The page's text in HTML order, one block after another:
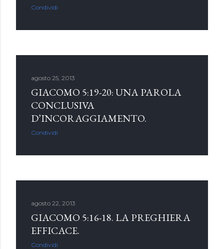
Condividi
agosto 25, 2013
GIACOMO 5:19-20: UNA PAROLA
CONCLUSIVA
D’INCORAGGIAMENTO.
Condividi
agosto 22, 2013
GIACOMO 5:16-18. LA PREGHIERA
EFFICACE.
Condividi